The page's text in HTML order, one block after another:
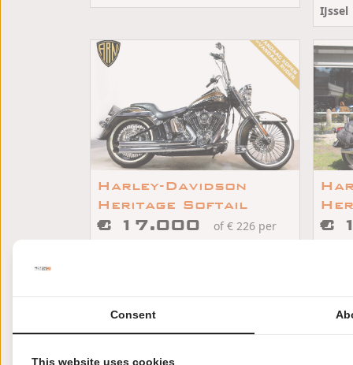
IJssel
Harley-Davidson
Heritage Softail
€ 17.000
of € 226 per
€
Consent
This website uses cookies